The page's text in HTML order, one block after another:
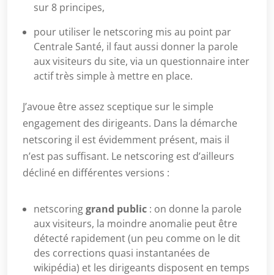
sur 8 principes,
pour utiliser le netscoring mis au point par
Centrale Santé, il faut aussi donner la parole
aux visiteurs du site, via un questionnaire inter
actif très simple à mettre en place.
J’avoue être assez sceptique sur le simple
engagement des dirigeants. Dans la démarche
netscoring il est évidemment présent, mais il
n’est pas suffisant. Le netscoring est d’ailleurs
décliné en différentes versions :
netscoringgrand public : on donne la parole
aux visiteurs, la moindre anomalie peut être
détecté rapidement (un peu comme on le dit
des corrections quasi instantanées de
wikipédia) et les dirigeants disposent en temps